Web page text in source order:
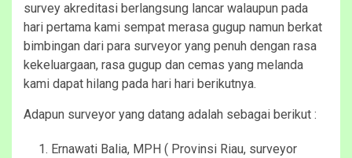
survey akreditasi berlangsung lancar walaupun pada
hari pertama kami sempat merasa gugup namun berkat
bimbingan dari para surveyor yang penuh dengan rasa
kekeluargaan, rasa gugup dan cemas yang melanda
kami dapat hilang pada hari hari berikutnya.
Adapun surveyor yang datang adalah sebagai berikut :
Ernawati Balia, MPH ( Provinsi Riau, surveyor